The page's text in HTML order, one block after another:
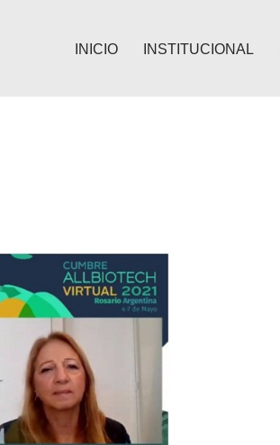
INICIO INSTITUCIONAL